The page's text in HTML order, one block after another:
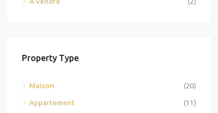
Property Type
Maison (20)
Appartement (11)